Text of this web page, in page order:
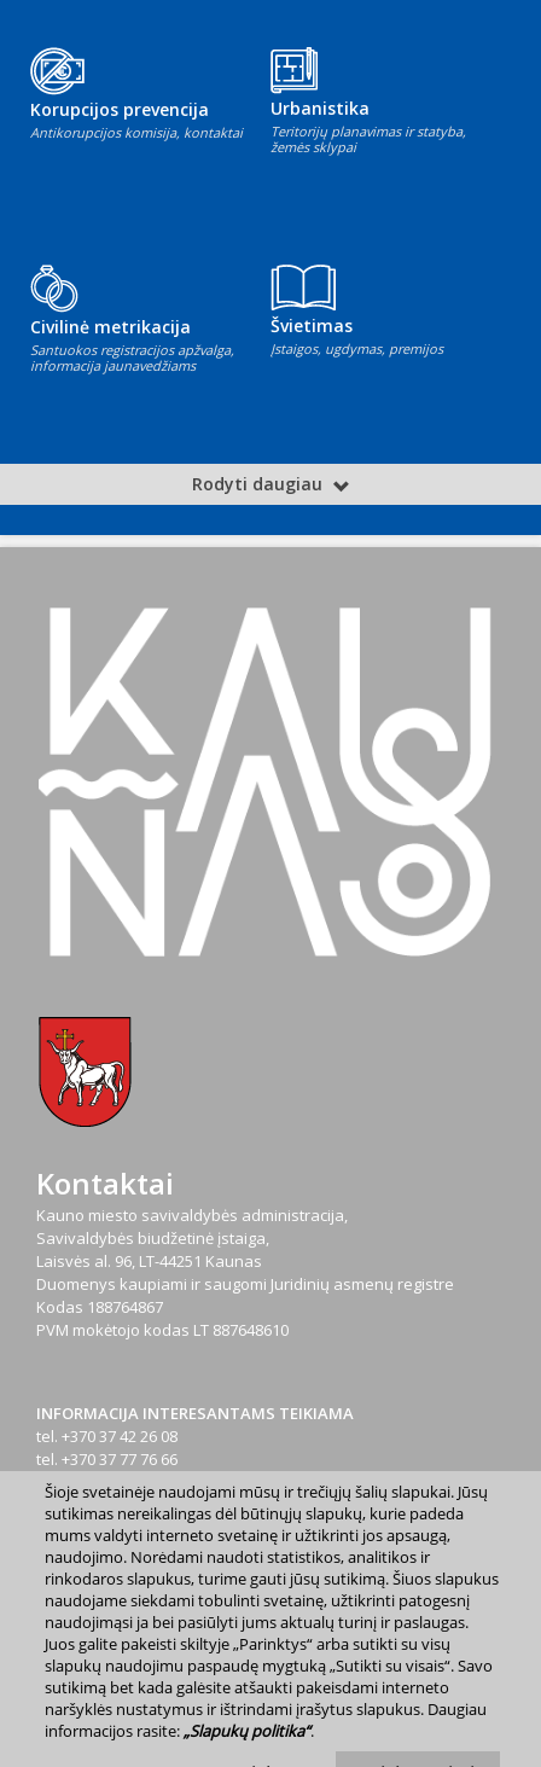
Korupcijos prevencija
Antikorupcijos komisija, kontaktai
Urbanistika
Teritorijų planavimas ir statyba,
žemės sklypai
Civilinė metrikacija
Santuokos registracijos apžvalga,
informacija jaunavedžiams
Švietimas
Įstaigos, ugdymas, premijos
Rodyti daugiau
Kontaktai
Kauno miesto savivaldybės administracija,
Savivaldybės biudžetinė įstaiga,
Laisvės al. 96, LT-44251 Kaunas
Duomenys kaupiami ir saugomi Juridinių asmenų registre
Kodas 188764867
PVM mokėtojo kodas LT 887648610
INFORMACIJA INTERESANTAMS TEIKIAMA
tel. +370 37 42 26 08
tel. +370 37 77 76 66
tel. +370 660 07000
el. p.info@kaunas.lt
2023 m. Kauno miesto savivaldybė. Kopijuoti ir platinti
www.kaunas.lt skelbiamą informaciją be autorių sutikimo draudžiama.
Svetainės žemėlapis »
Šioje svetainėje naudojami mūsų ir trečiųjų šalių slapukai. Jūsų
sutikimas nereikalingas dėl būtinųjų slapukų, kurie padeda
mums valdyti interneto svetainę ir užtikrinti jos apsaugą,
naudojimo. Norėdami naudoti statistikos, analitikos ir
rinkodaros slapukus, turime gauti jūsų sutikimą. Šiuos slapukus
naudojame siekdami tobulinti svetainę, užtikrinti patogesnį
naudojimąsi ja bei pasiūlyti jums aktualų turinį ir paslaugas.
Juos galite pakeisti skiltyje „Parinktys“ arba sutikti su visų
slapukų naudojimu paspaudę mygtuką „Sutikti su visais“. Savo
sutikimą bet kada galėsite atšaukti pakeisdami interneto
naršyklės nustatymus ir ištrindami įrašytus slapukus. Daugiau
informacijos rasite:„Slapukų politika“.